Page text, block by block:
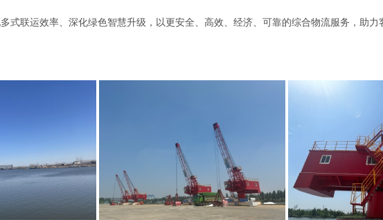
式联运效率、深化绿色智慧升级，以更安全、高效、经济、可靠的综合物流服务，助力